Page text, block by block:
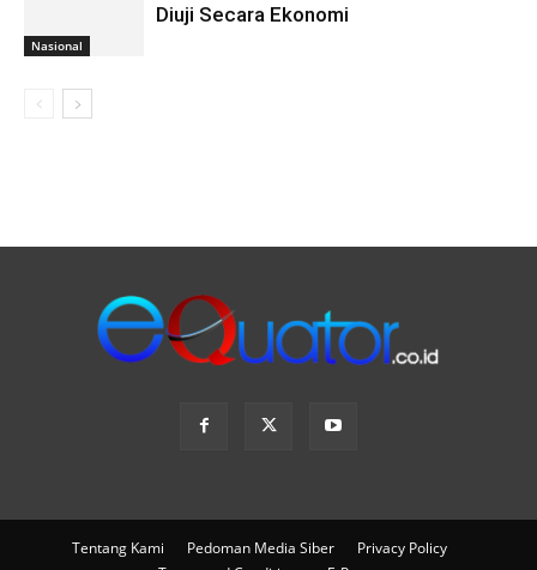
Nasional
Diuji Secara Ekonomi
Tentang Kami Pedoman Media Siber
Privacy Policy